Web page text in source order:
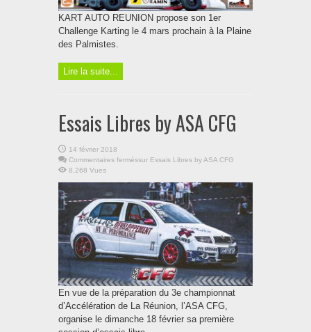
KART AUTO REUNION propose son 1er
Challenge Karting le 4 mars prochain à la Plaine
des Palmistes.
Lire la suite...
Essais Libres by ASA CFG
14 février 2018
Commentaires ferméssur Essais Libres by ASA CFG
8,268 Vues
En vue de la préparation du 3e championnat
d’Accélération de La Réunion, l’ASA CFG,
organise le dimanche 18 février sa première